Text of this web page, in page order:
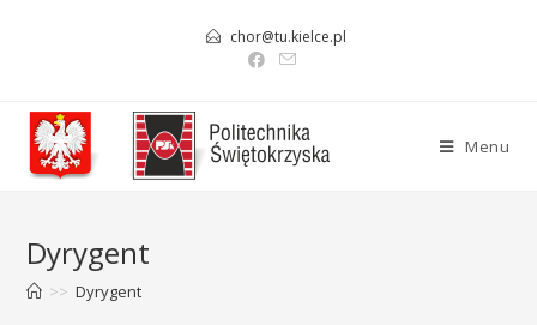
chor@tu.kielce.pl
Menu
Dyrygent
>> Dyrygent